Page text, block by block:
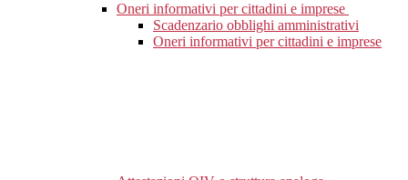
Oneri informativi per cittadini e imprese
Scadenzario obblighi amministrativi
Oneri informativi per cittadini e imprese